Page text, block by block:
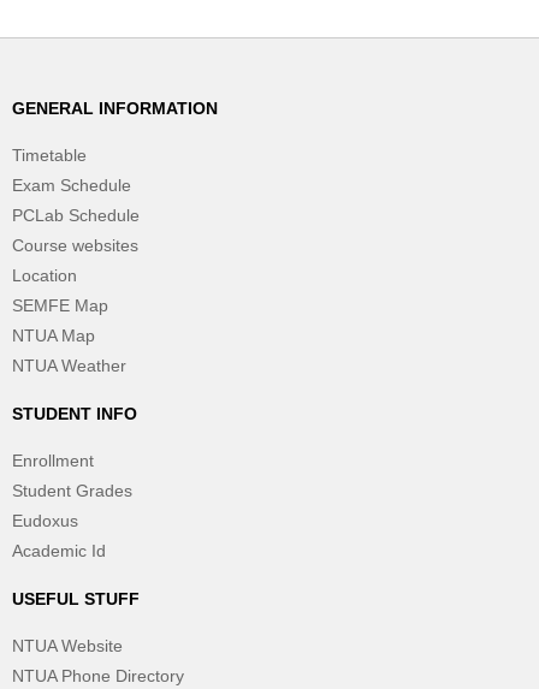
GENERAL INFORMATION
Timetable
Exam Schedule
PCLab Schedule
Course websites
Location
SEMFE Map
NTUA Map
NTUA Weather
STUDENT INFO
Enrollment
Student Grades
Eudoxus
Academic Id
USEFUL STUFF
NTUA Website
NTUA Phone Directory